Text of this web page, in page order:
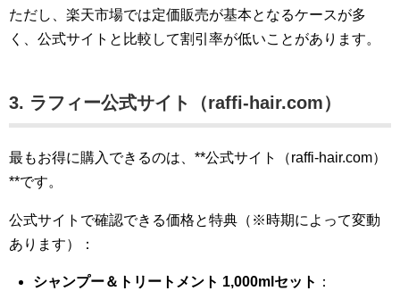
ただし、楽天市場では定価販売が基本となるケースが多
く、公式サイトと比較して割引率が低いことがあります。
3. ラフィー公式サイト（raffi-hair.com）
最もお得に購入できるのは、**公式サイト（raffi-hair.com）
**です。
公式サイトで確認できる価格と特典（※時期によって変動
あります）：
シャンプー＆トリートメント 1,000mlセット ：